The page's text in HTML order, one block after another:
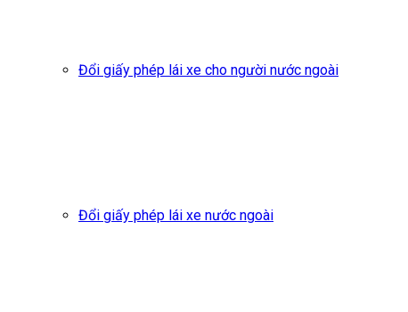
Đổi giấy phép lái xe cho người nước ngoài
Đổi giấy phép lái xe nước ngoài